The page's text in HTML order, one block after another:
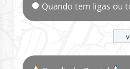
Quando tem ligas ou